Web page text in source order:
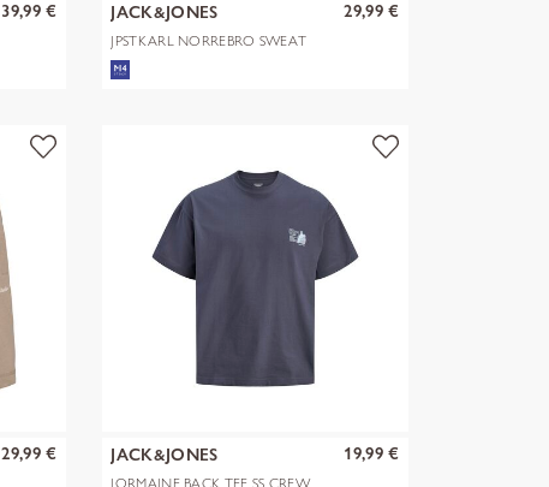
39,99 € JACK&JONES
JPSTKARL NORREBRO SWEAT
29,99 €
29,99 € JACK&JONES
JORMAINE BACK TEE SS CREW
19,99 €